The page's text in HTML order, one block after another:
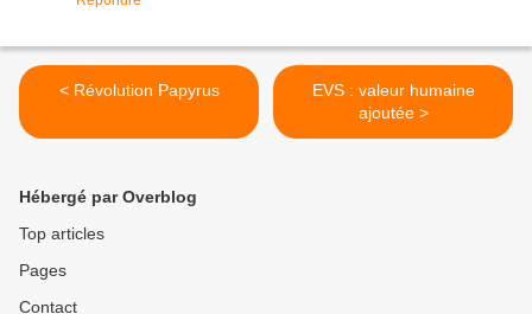
< Révolution Papyrus
EVS : valeur humaine
ajoutée >
Hébergé par Overblog
Top articles
Pages
Contact